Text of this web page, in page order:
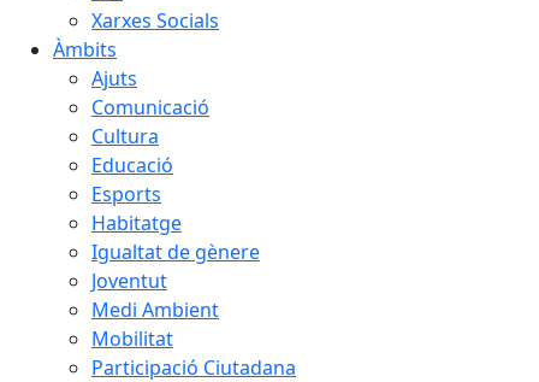
Xarxes Socials
Àmbits
Ajuts
Comunicació
Cultura
Educació
Esports
Habitatge
Igualtat de gènere
Joventut
Medi Ambient
Mobilitat
Participació Ciutadana